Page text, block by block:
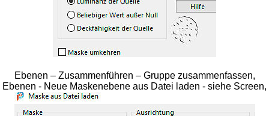
Ebenen – Zusammenführen – Gruppe zusammenfassen,
Ebenen - Neue Maskenebene aus Datei laden - siehe Screen,